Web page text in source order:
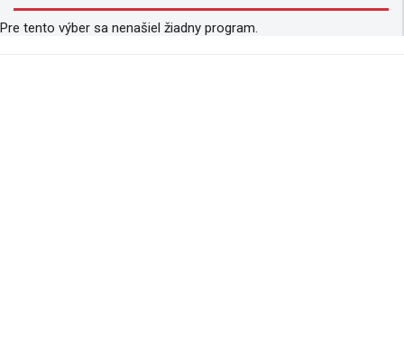
Pre tento výber sa nenašiel žiadny program.